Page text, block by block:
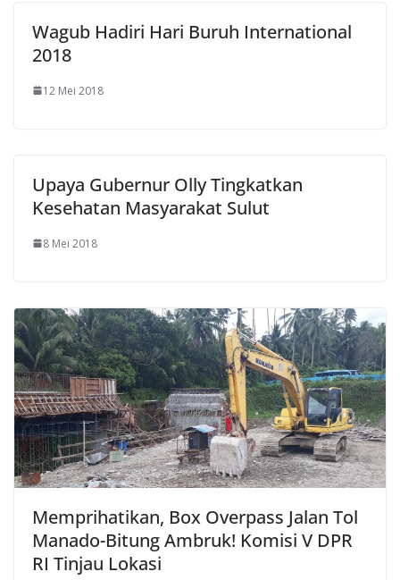
Wagub Hadiri Hari Buruh International
2018
12 Mei 2018
Upaya Gubernur Olly Tingkatkan
Kesehatan Masyarakat Sulut
8 Mei 2018
Memprihatikan, Box Overpass Jalan Tol
Manado-Bitung Ambruk! Komisi V DPR
RI Tinjau Lokasi